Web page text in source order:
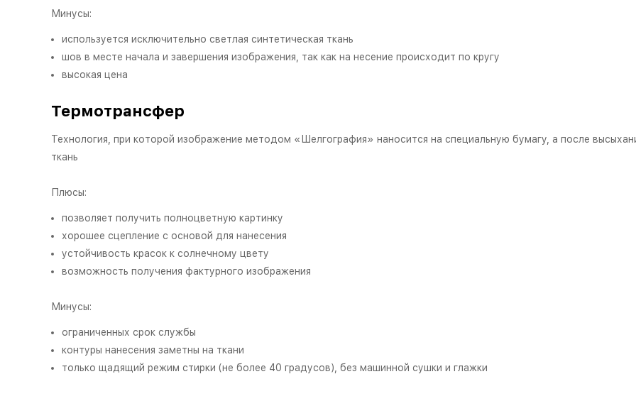
Минусы:
используется исключительно светлая синтетическая ткань
шов в месте начала и завершения изображения, так как на несение происходит по кругу
высокая цена
Термотрансфер
Технология, при которой изображение методом «Шелгография» наносится на специальную бумагу, а после
ткань
Плюсы:
позволяет получить полноцветную картинку
хорошее сцепление с основой для нанесения
устойчивость красок к солнечному цвету
возможность получения фактурного изображения
Минусы:
ограниченных срок службы
контуры нанесения заметны на ткани
только щадящий режим стирки (не более 40 градусов), без машинной сушки и глажки